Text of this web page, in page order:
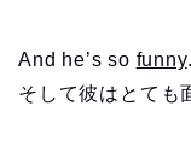
And he’s so funny.
そして彼はとても